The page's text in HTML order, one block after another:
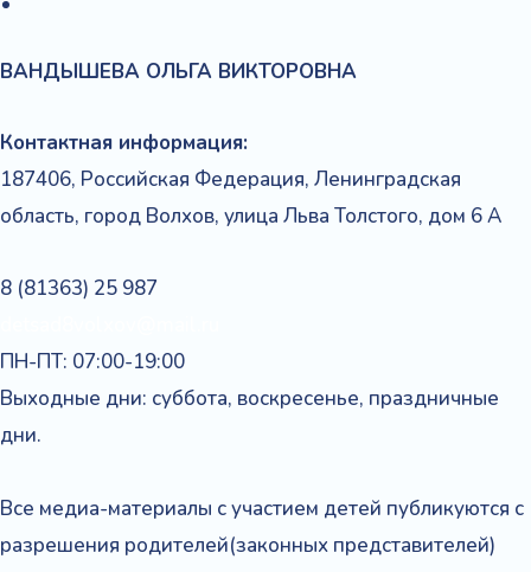
ВАНДЫШЕВА ОЛЬГА ВИКТОРОВНА
Контактная информация:
187406, Российская Федерация, Ленинградская
область, город Волхов, улица Льва Толстого, дом 6 А
8 (81363) 25 987
ПН-ПТ: 07:00-19:00
Выходные дни: суббота, воскресенье, праздничные
дни.
Все медиа-материалы с участием детей публикуются с
разрешения родителей(законных представителей)